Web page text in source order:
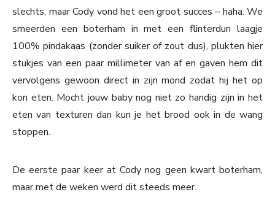
slechts, maar Cody vond het een groot succes – haha. We
smeerden een boterham in met een flinterdun laagje
100% pindakaas (zonder suiker of zout dus), plukten hier
stukjes van een paar millimeter van af en gaven hem dit
vervolgens gewoon direct in zijn mond zodat hij het op
kon eten. Mocht jouw baby nog niet zo handig zijn in het
eten van texturen dan kun je het brood ook in de wang
stoppen.
De eerste paar keer at Cody nog geen kwart boterham,
maar met de weken werd dit steeds meer.